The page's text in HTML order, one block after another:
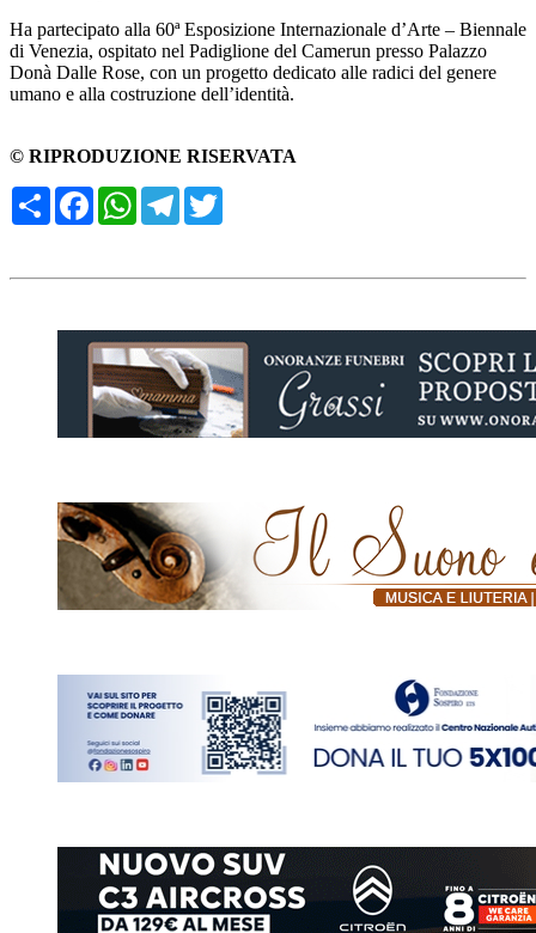
Ha partecipato alla 60ª Esposizione Internazionale d’Arte – Biennale
di Venezia, ospitato nel Padiglione del Camerun presso Palazzo
Donà Dalle Rose, con un progetto dedicato alle radici del genere
umano e alla costruzione dell’identità.
© RIPRODUZIONE RISERVATA
CondividiFacebookWhatsApp
Telegram